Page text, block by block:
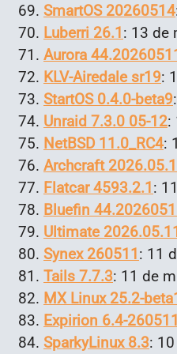
SmartOS 20260514
Luberri 26.1 : 13 de
Aurora
KLV-Airedale sr19:
StartOS 0.4.0-beta9
Unraid 7.3.0 05-12:
NetBSD 11.0_RC4:
Archcraft
Flatcar 4593.2.1 :
Bluefin
Ultimate 2026.05.11
Synex 260511 : 11
Tails 7.7.3: 11 de
MX Linux 25.2-
Expirion 6.4-260511
SparkyLinux 8.3: